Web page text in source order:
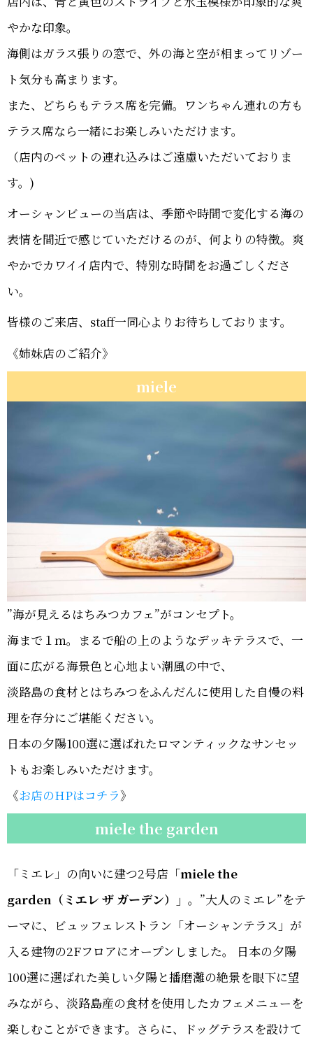
やかな印象。
海側はガラス張りの窓で、外の海と空が相まってリゾー
ト気分も高まります。
また、どちらもテラス席を完備。ワンちゃん連れの方も
テラス席なら一緒にお楽しみいただけます。
（店内のペットの連れ込みはご遠慮いただいておりま
す。)
オーシャンビューの当店は、季節や時間で変化する海の
表情を間近で感じていただけるのが、何よりの特徴。爽
やかでカワイイ店内で、特別な時間をお過ごしくださ
い。
皆様のご来店、staff一同心よりお待ちしております。
《姉妹店のご紹介》
miele
”海が見えるはちみつカフェ”がコンセプト。
海まで１ｍ。まるで船の上のようなデッキテラスで、一
面に広がる海景色と心地よい潮風の中で、
淡路島の食材とはちみつをふんだんに使用した自慢の料
理を存分にご堪能ください。
日本の夕陽100選に選ばれたロマンティックなサンセッ
トもお楽しみいただけます。
《お店のHPはコチラ》
miele the garden
「ミエレ」の向いに建つ2号店 「miele the
garden（ミエレ ザ ガーデン）」 。”大人のミエレ”をテ
ーマに、ビュッフェレストラン「オーシャンテラス」が
入る建物の2Fフロアにオープンしました。 日本の夕陽
100選に選ばれた美しい夕陽と播磨灘の絶景を眼下に望
みながら、淡路島産の食材を使用したカフェメニューを
楽しむことができます。さらに、ドッグテラスを設けて